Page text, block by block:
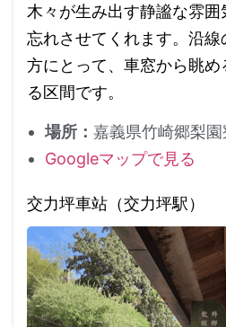
木々が生み出す静謐な雰
忘れさせてくれます。沿
方にとって、車窓から眺
る区間です。
場所： 嘉義県竹崎郷梨園
Googleマップで見る
交力坪車站（交力坪駅）